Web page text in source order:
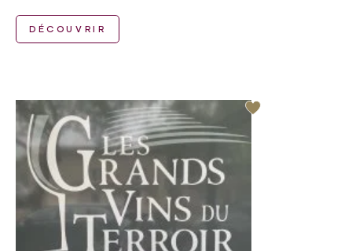
DÉCOUVRIR